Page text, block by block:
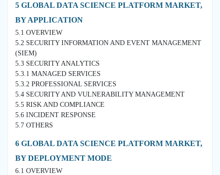
5 GLOBAL DATA SCIENCE PLATFORM MARKET,
BY APPLICATION
5.1 OVERVIEW
5.2 SECURITY INFORMATION AND EVENT MANAGEMENT
(SIEM)
5.3 SECURITY ANALYTICS
5.3.1 MANAGED SERVICES
5.3.2 PROFESSIONAL SERVICES
5.4 SECURITY AND VULNERABILITY MANAGEMENT
5.5 RISK AND COMPLIANCE
5.6 INCIDENT RESPONSE
5.7 OTHERS
6 GLOBAL DATA SCIENCE PLATFORM MARKET,
BY DEPLOYMENT MODE
6.1 OVERVIEW